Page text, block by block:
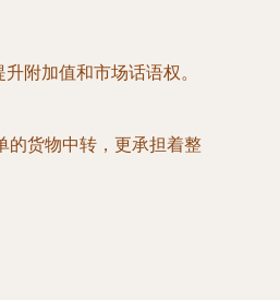
附加值和市场话语权。
的货物中转，更承担着整